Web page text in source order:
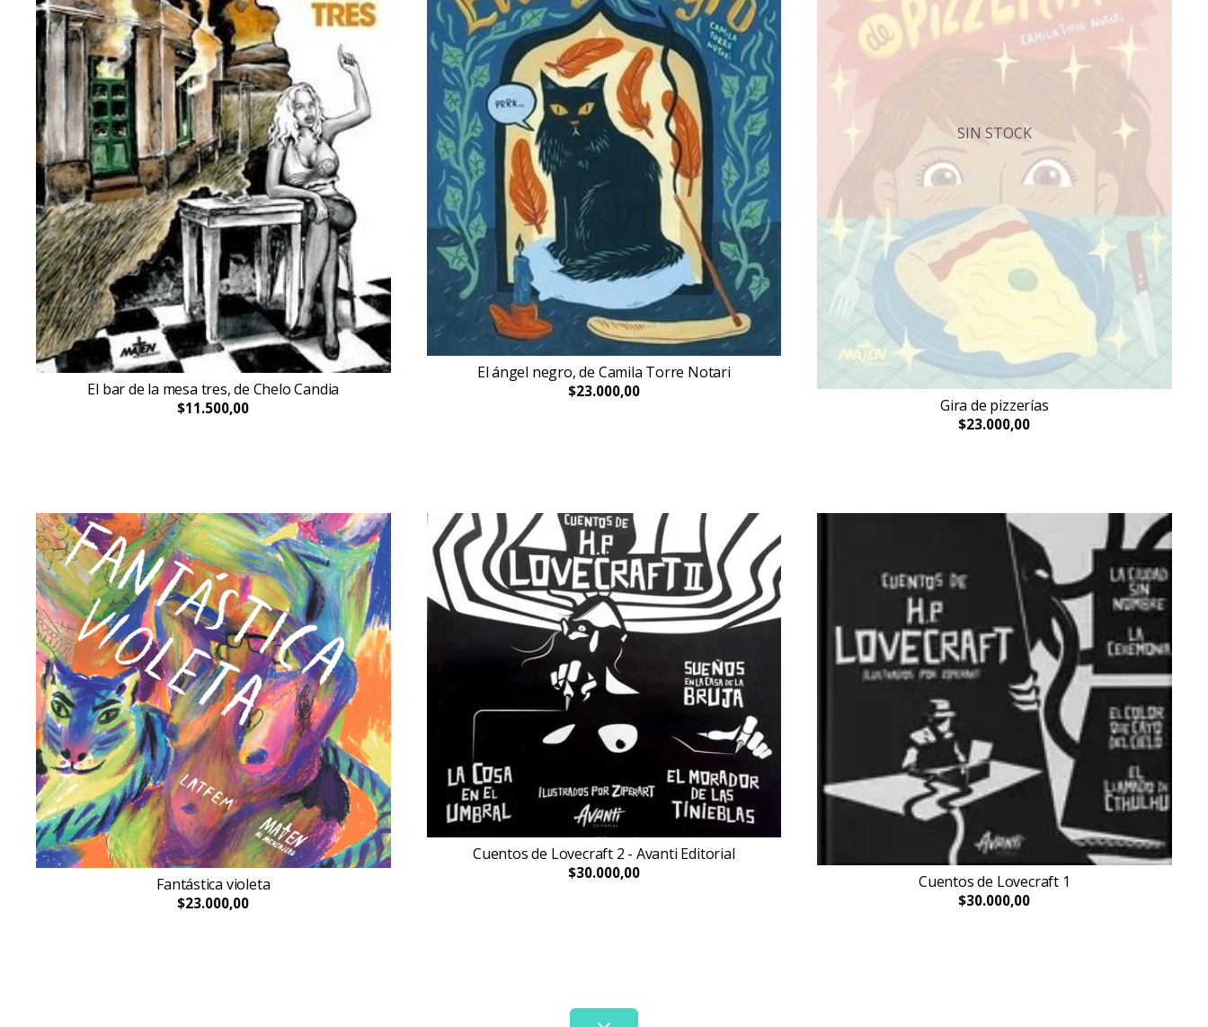
El bar de la mesa tres, de Chelo Candia
$11.500,00
El ángel negro, de Camila Torre Notari
$23.000,00
SIN STOCK
Gira de pizzerías
$23.000,00
Fantástica violeta
$23.000,00
Cuentos de Lovecraft 2 - Avanti Editorial
$30.000,00 Cuentos de Lovecraft 1
$30.000,00